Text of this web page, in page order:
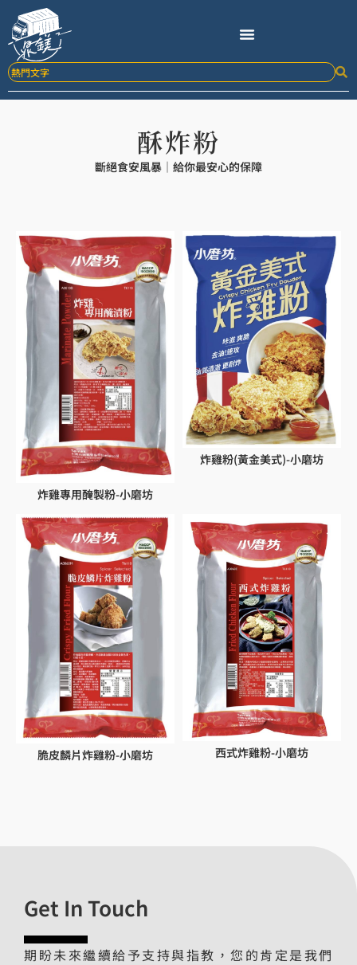
要
內
酥炸粉
斷絕食安風暴｜給你最安心的保障
炸雞專用醃製粉-小磨坊
炸雞粉(黃金美式)-小磨坊
脆皮麟片炸雞粉-小磨坊 西式炸雞粉-小磨坊
Get In Touch
期盼未來繼續給予支持與指教，您的肯定是我們